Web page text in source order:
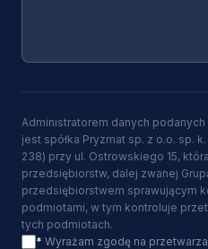
Administratorem danych
jest spółka Pryzmat sp. z o.o. sp.
238) przy ul. Ostrowskiego 15,
przedsiębiorstw, dalej zwanej
przedsiębiorstwem sprawującym
podmiotami, w tym kontroluje
tych podmiotach.
* Wyrażam zgodę na